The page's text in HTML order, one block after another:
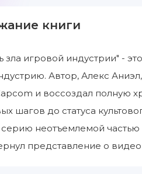
книги
зла игровой индустрии" -
Автор, Алекс
и воссоздал полную
шагов до статуса
серию неотъемлемой
представление о